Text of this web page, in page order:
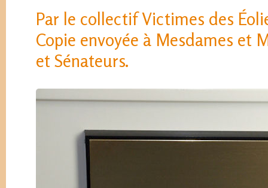
Par le collectif Victimes des
Copie envoyée à Mesdames et
et Sénateurs.